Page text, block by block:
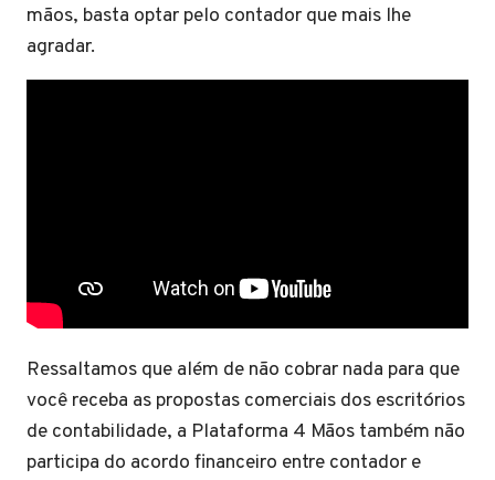
mãos, basta optar pelo contador que mais lhe
agradar.
Ressaltamos que além de não cobrar nada para que
você receba as propostas comerciais dos escritórios
de contabilidade, a Plataforma 4 Mãos também não
participa do acordo financeiro entre contador e